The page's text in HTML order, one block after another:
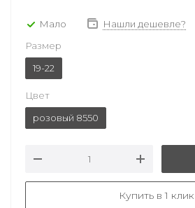
Мало
Нашли дешевле?
Размер
19-22
Цвет
розовый 8550
Купить в 1 клик